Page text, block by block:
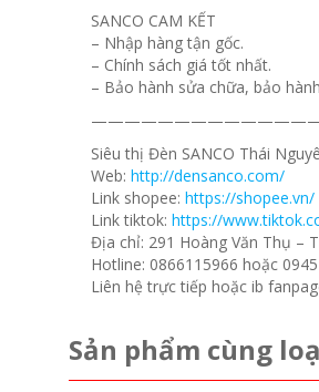
SANCO CAM KẾT
– Nhập hàng tận gốc.
– Chính sách giá tốt nhất.
– Bảo hành sửa chữa, bảo
Siêu thị Đèn SANCO Thái
Web: http://densanco.com/
Link shopee: https://shopee.vn/
Link tiktok: https://
Địa chỉ: 291 Hoàng Văn Thụ –
Hotline: 0866115966 hoặc
Liên hệ trực tiếp hoặc ib
Sản phẩm cùng